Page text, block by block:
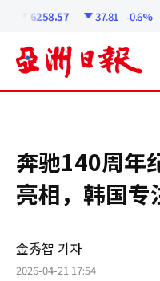
6258.57 37.81 -0.6%
奔驰140周年
亮相，韩国专
金秀智 기자
2026-04-21 17:54